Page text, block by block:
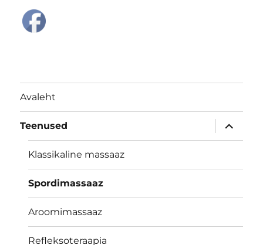
Avaleht
Teenused
laienda
Klassikaline massaaz
Spordimassaaz
Aroomimassaaz
Refleksoteraapia